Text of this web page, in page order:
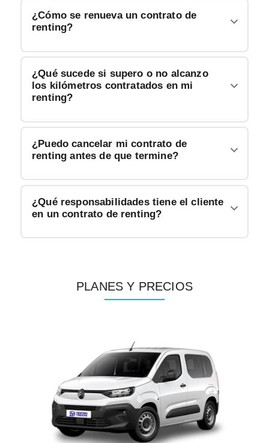
¿Cómo se renueva un contrato de
renting?
¿Qué sucede si supero o no alcanzo
los kilómetros contratados en mi
renting?
¿Puedo cancelar mi contrato de
renting antes de que termine?
¿Qué responsabilidades tiene el cliente
en un contrato de renting?
PLANES Y PRECIOS